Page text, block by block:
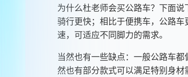
为什么杜老师会买公路车？下面说
骑行更快；相比于便携车，公路
速，可适应不同脚力的需求。
当然也有一些缺点：一般公路车
然也有部分款式可以满足特别身材